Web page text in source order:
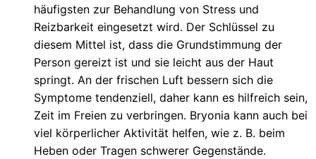
häufigsten zur Behandlung von Stress und
Reizbarkeit eingesetzt wird. Der Schlüssel zu
diesem Mittel ist, dass die Grundstimmung der
Person gereizt ist und sie leicht aus der Haut
springt. An der frischen Luft bessern sich die
Symptome tendenziell, daher kann es hilfreich sein,
Zeit im Freien zu verbringen. Bryonia kann auch bei
viel körperlicher Aktivität helfen, wie z. B. beim
Heben oder Tragen schwerer Gegenstände.